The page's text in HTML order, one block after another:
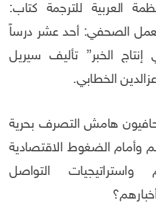
العربية للترجمة كتاب:
الصحفي: أحد عشر درساً
الخبر” تأليف سيريل
الخطابي.
هامش التصرف بحرية
وأمام الضغوط الاقتصادية
واستراتيجيات التواصل